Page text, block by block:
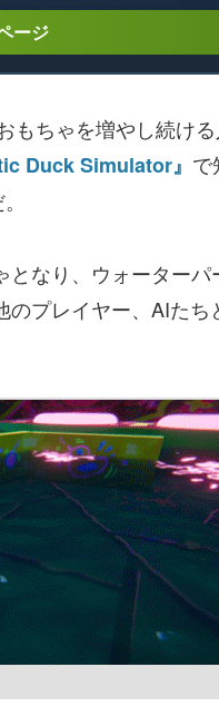
ージ
もちゃを増やし続け
Duck Simulator』 で
なり、ウォーターパ
プレイヤー、AIたち